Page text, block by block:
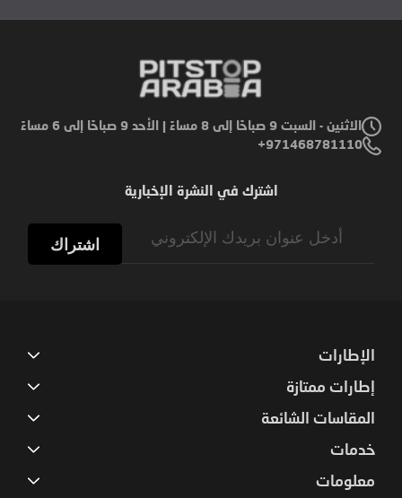
الاثنين - السبت 9 صباحًا إلى 8 مساءً | الأحد 9 صباحًا إلى 6 مساءً
971468781110+
اشترك في النشرة الإخبارية
اشتراك
الإطارات
إطارات ممتازة
المقاسات الشائعة
خدمات
معلومات